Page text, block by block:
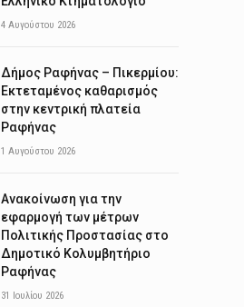
4 Αυγούστου 2026
Δήμος Ραφήνας – Πικερμίου:
Εκτεταμένος καθαρισμός
στην κεντρική πλατεία
Ραφήνας
1 Αυγούστου 2026
Ανακοίνωση για την
εφαρμογή των μέτρων
Πολιτικής Προστασίας στο
Δημοτικό Κολυμβητήριο
Ραφήνας
31 Ιουλίου 2026